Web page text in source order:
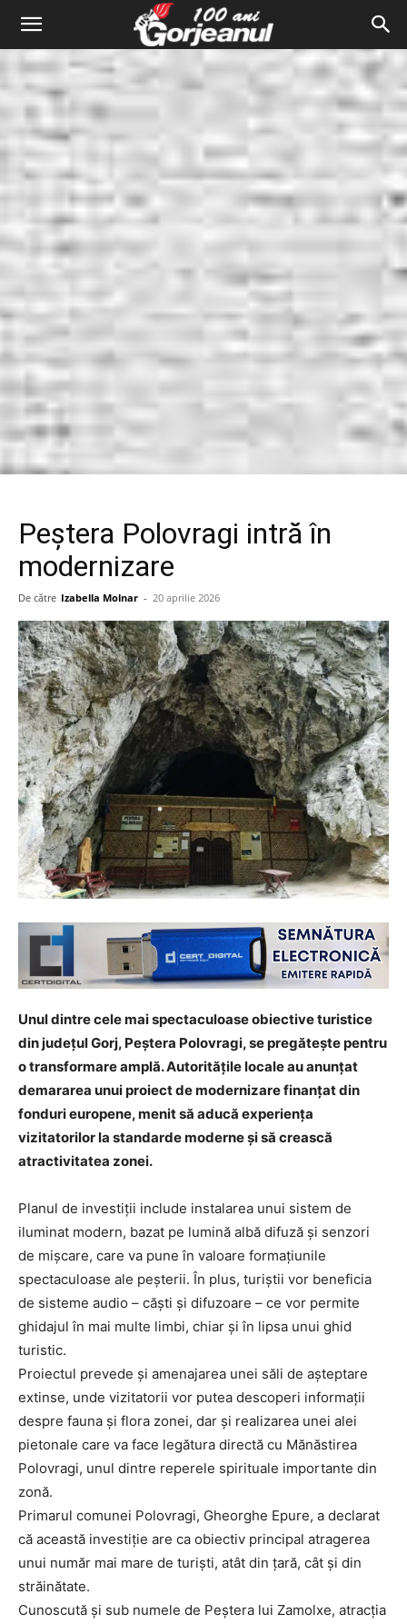
Peștera Polovragi intră în
modernizare
De către Izabella Molnar - 20 aprilie 2026
Unul dintre cele mai spectaculoase obiective turistice
din județul Gorj, Peștera Polovragi, se pregătește pentru
o transformare amplă. Autoritățile locale au anunțat
demararea unui proiect de modernizare finanțat din
fonduri europene, menit să aducă experiența
vizitatorilor la standarde moderne și să crească
atractivitatea zonei.
Planul de investiții include instalarea unui sistem de
iluminat modern, bazat pe lumină albă difuză și senzori
de mișcare, care va pune în valoare formațiunile
spectaculoase ale peșterii. În plus, turiștii vor beneficia
de sisteme audio – căști și difuzoare – ce vor permite
ghidajul în mai multe limbi, chiar și în lipsa unui ghid
turistic.
Proiectul prevede și amenajarea unei săli de așteptare
extinse, unde vizitatorii vor putea descoperi informații
despre fauna și flora zonei, dar și realizarea unei alei
pietonale care va face legătura directă cu Mănăstirea
Polovragi, unul dintre reperele spirituale importante din
zonă.
Primarul comunei Polovragi, Gheorghe Epure, a declarat
că această investiție are ca obiectiv principal atragerea
unui număr mai mare de turiști, atât din țară, cât și din
străinătate.
Cunoscută și sub numele de Peștera lui Zamolxe, atracția